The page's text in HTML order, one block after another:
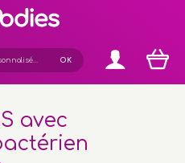
avec